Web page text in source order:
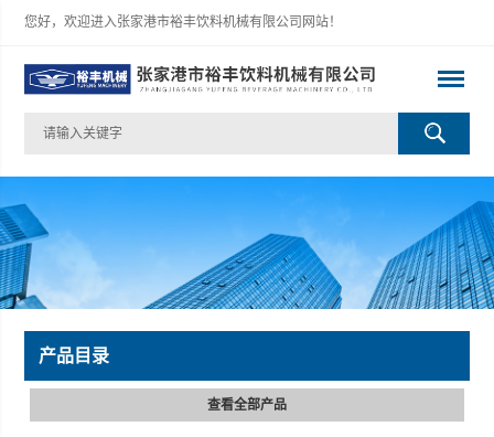
您好，欢迎进入张家港市裕丰饮料机械有限公司网站！
产品目录
查看全部产品